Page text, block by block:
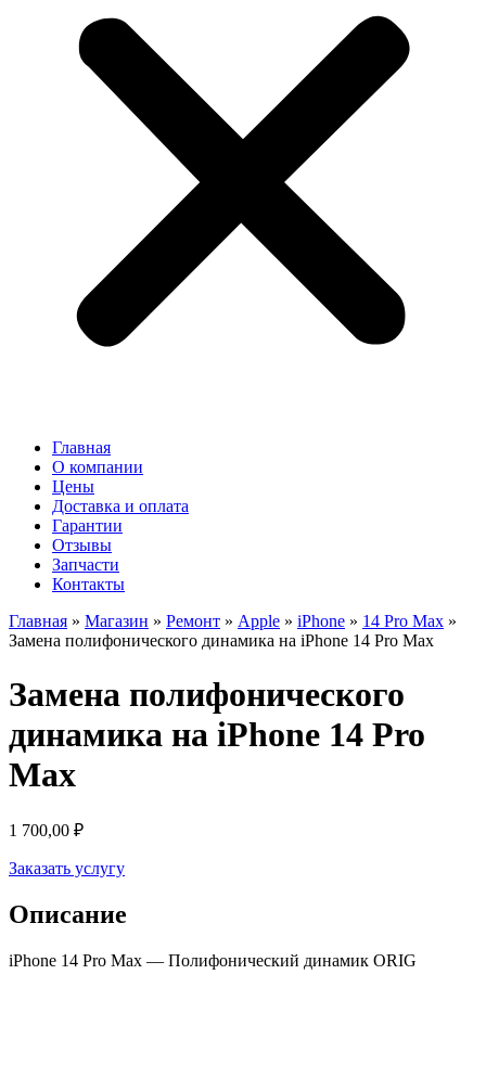
Главная
О компании
Цены
Доставка и оплата
Гарантии
Отзывы
Запчасти
Контакты
Главная » Магазин » Ремонт » Apple » iPhone » 14 Pro Max »
Замена полифонического динамика на iPhone 14 Pro Max
Замена полифонического
динамика на iPhone 14 Pro
Max
1 700,00 ₽
Заказать услугу
Описание
iPhone 14 Pro Max — Полифонический динамик ORIG